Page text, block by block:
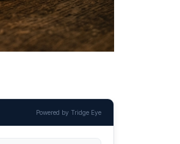
Powered by Tridge Eye